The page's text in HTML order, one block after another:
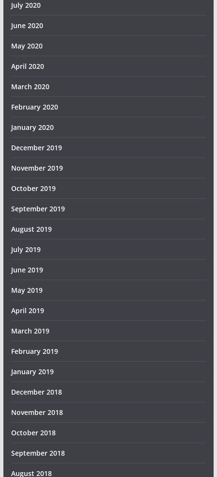
July 2020
June 2020
May 2020
April 2020
March 2020
February 2020
January 2020
December 2019
November 2019
October 2019
September 2019
August 2019
July 2019
June 2019
May 2019
April 2019
March 2019
February 2019
January 2019
December 2018
November 2018
October 2018
September 2018
August 2018